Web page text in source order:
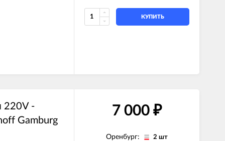
КУПИТЬ
220V -
Gamburg
7 000 ₽
Оренбург: 2 шт